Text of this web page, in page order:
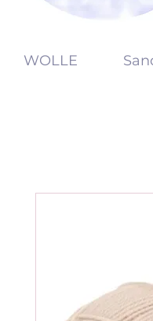
KW
WOLLE